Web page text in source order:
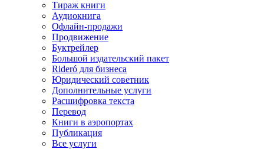
Тираж книги
Аудиокнига
Офлайн-продажи
Продвижение
Буктрейлер
Большой издательский пакет
Rideró для бизнеса
Юридический советник
Дополнительные услуги
Расшифровка текста
Перевод
Книги в аэропортах
Публикация
Все услуги